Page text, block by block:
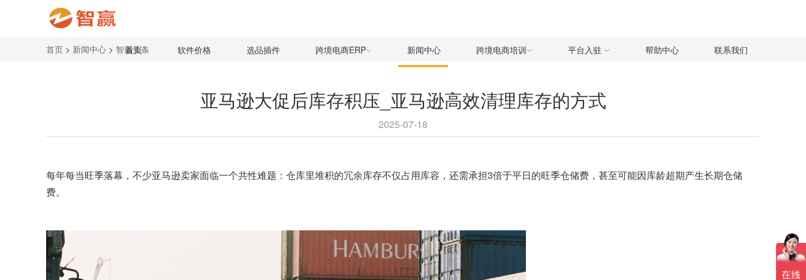
首页 软件价格 选品插件 跨境电商ERP 新闻中心 跨境电商培训 平台入驻 帮助中心 联系我们
首页 > 新闻中心 > 智赢头条
亚马逊大促后库存积压_亚马逊高效清理库存的方式
2025-07-18
每年每当旺季落幕，不少亚马逊卖家面临一个共性难题：仓库里堆积的冗余库存不仅占用库容，还需承担3倍于平日的旺季仓储费，甚至可能因库龄超期产生长期仓储
费。